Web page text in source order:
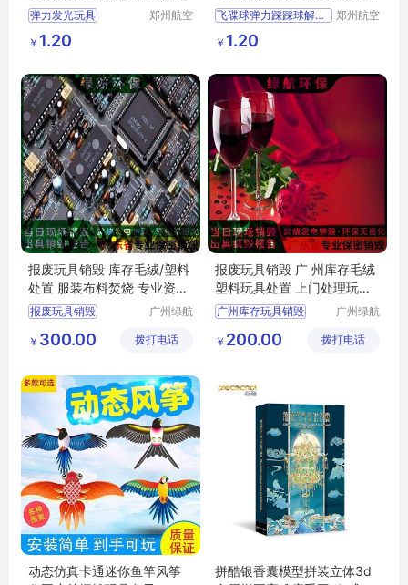
玩具
弹力发光玩具
卡通可爱小熊泰迪熊
LED闪光发泄球
郑州航空
￥ 1.20
互动玩具地摊
飞碟球弹力踩踩球解压玩具
郑州航空
￥ 1.20
报废玩具销毁 库存毛绒/塑料
处置 服装布料焚烧 专业资质
出具证明
报废玩具销毁
广州绿航
有限公司
￥ 300.00 拨打电话
报废玩具销毁 广 州库存毛绒
塑料玩具处置 上门处理玩具
资料化妆品
广州库存玩具销毁
广州绿航
有限公司
￥ 200.00 拨打电话
动态仿真卡通迷你鱼竿风筝
拼酷银香囊模型拼装立体3d